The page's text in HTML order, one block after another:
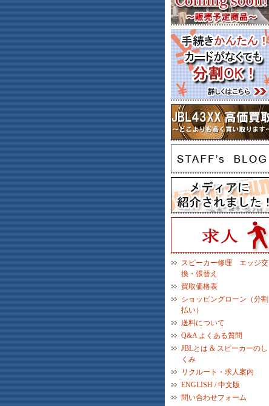
スピーカー修理 エッジ交
換・張替え
買取価格表
ショッピングローン（分割
払い）
送料について
Q&A よくある質問
JBLとは & スピーカーのし
くみ
リクルート・求人案内
ENGLISH / 中文版
問い合わせフォーム